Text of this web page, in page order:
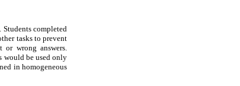
Students completed
tasks to prevent
or wrong answers.
would be used only
in homogeneous